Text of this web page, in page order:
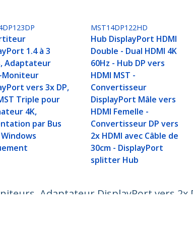
1.4 à 3
Adaptateur
vers 3x DP,
Triple pour
4K,
par Bus
Windows
MST14DP122HD
Hub DisplayPort HDMI
Double - Dual HDMI 4K
60Hz - Hub DP vers
HDMI MST -
Convertisseur
DisplayPort Mâle vers
HDMI Femelle -
Convertisseur DP vers
2x HDMI avec Câble de
30cm - DisplayPort
splitter Hub
Adaptateur DisplayPort vers 2x